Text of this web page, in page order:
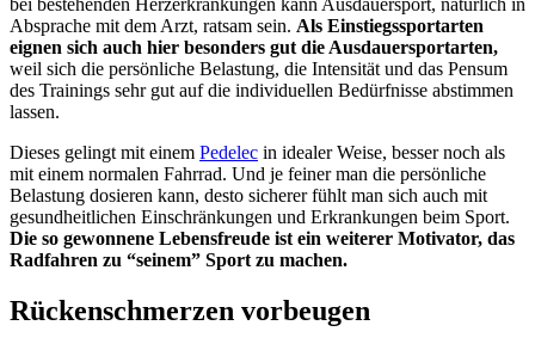
bei bestehenden Herzerkrankungen kann Ausdauersport, natürlich in
Absprache mit dem Arzt, ratsam sein. Als Einstiegssportarten
eignen sich auch hier besonders gut die Ausdauersportarten,
weil sich die persönliche Belastung, die Intensität und das Pensum
des Trainings sehr gut auf die individuellen Bedürfnisse abstimmen
lassen.
Dieses gelingt mit einem Pedelec in idealer Weise, besser noch als
mit einem normalen Fahrrad. Und je feiner man die persönliche
Belastung dosieren kann, desto sicherer fühlt man sich auch mit
gesundheitlichen Einschränkungen und Erkrankungen beim Sport.
Die so gewonnene Lebensfreude ist ein weiterer Motivator, das
Radfahren zu “seinem” Sport zu machen.
Rückenschmerzen vorbeugen